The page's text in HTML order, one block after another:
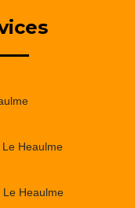
Heaulme
Heaulme